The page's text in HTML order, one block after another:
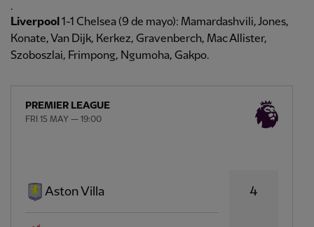
.
Liverpool 1-1 Chelsea (9 de mayo): Mamardashvili, Jones,
Konate, Van Dijk, Kerkez, Gravenberch, Mac Allister,
Szoboszlai, Frimpong, Ngumoha, Gakpo.
PREMIER LEAGUE
FRI 15 MAY — 19:00
Aston Villa 4